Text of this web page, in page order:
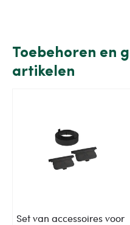
Toebehoren en
artikelen
Set van accessoires voor